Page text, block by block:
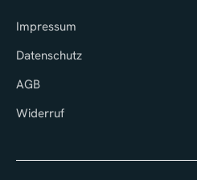
Impressum
Datenschutz
AGB
Widerruf